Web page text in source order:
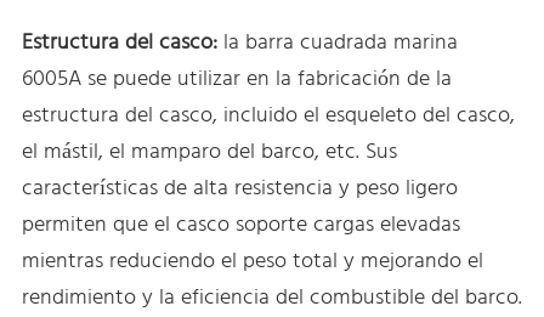
Estructura del casco:la barra cuadrada marina
6005A se puede utilizar en la fabricación de la
estructura del casco, incluido el esqueleto del casco,
el mástil, el mamparo del barco, etc. Sus
características de alta resistencia y peso ligero
permiten que el casco soporte cargas elevadas
mientras reduciendo el peso total y mejorando el
rendimiento y la eficiencia del combustible del barco.